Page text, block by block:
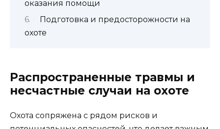
оказания помощи
Подготовка и предосторожности на
охоте
Распространенные травмы и
несчастные случаи на охоте
Охота сопряжена с рядом рисков и